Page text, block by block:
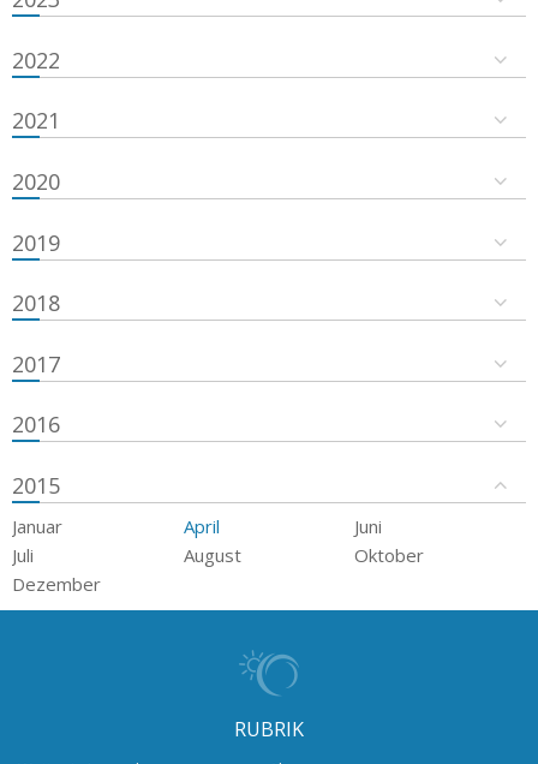
2022
2021
2020
2019
2018
2017
2016
2015
Januar April
Juni
Juli
August
Oktober
Dezember
RUBRIK